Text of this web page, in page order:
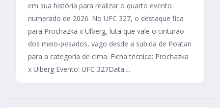
em sua história para realizar o quarto evento
numerado de 2026. No UFC 327, o destaque fica
para Prochazka x Ulberg, luta que vale o cinturão
dos meio-pesados, vago desde a subida de Poatan
para a categoria de cima. Ficha técnica: Prochazka
x Ulberg Evento: UFC 327Data:...